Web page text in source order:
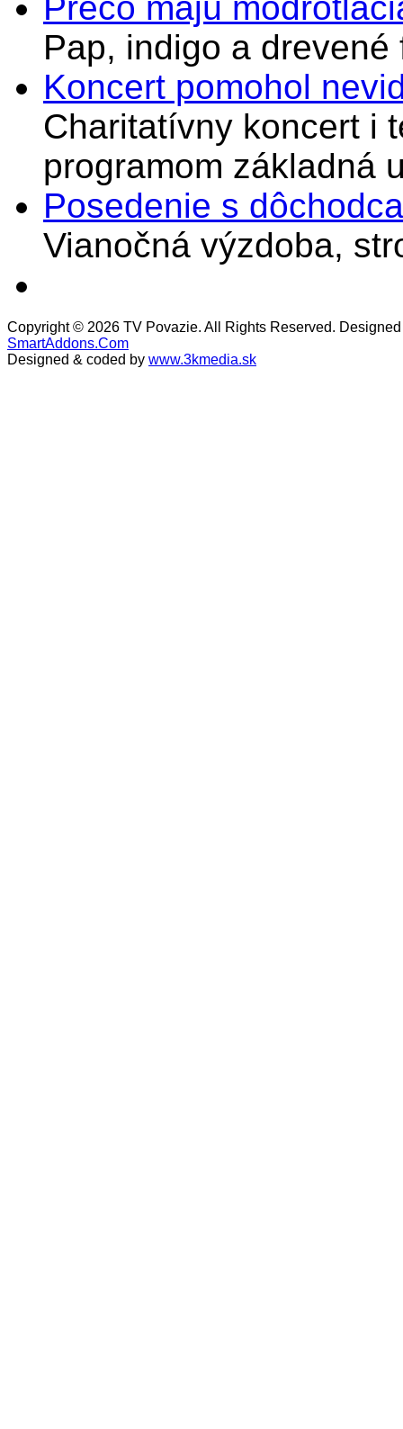
Pap, indigo a drevené
Koncert pomohol
Charitatívny koncert i
programom základná
Posedenie s
Vianočná výzdoba,
Copyright © 2026 TV Povazie. All Rights Reserved.
SmartAddons.Com
Designed & coded by www.3kmedia.sk